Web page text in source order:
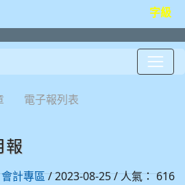
字級
電子報列表
報
會計專區/ 2023-08-25 / 人氣： 616